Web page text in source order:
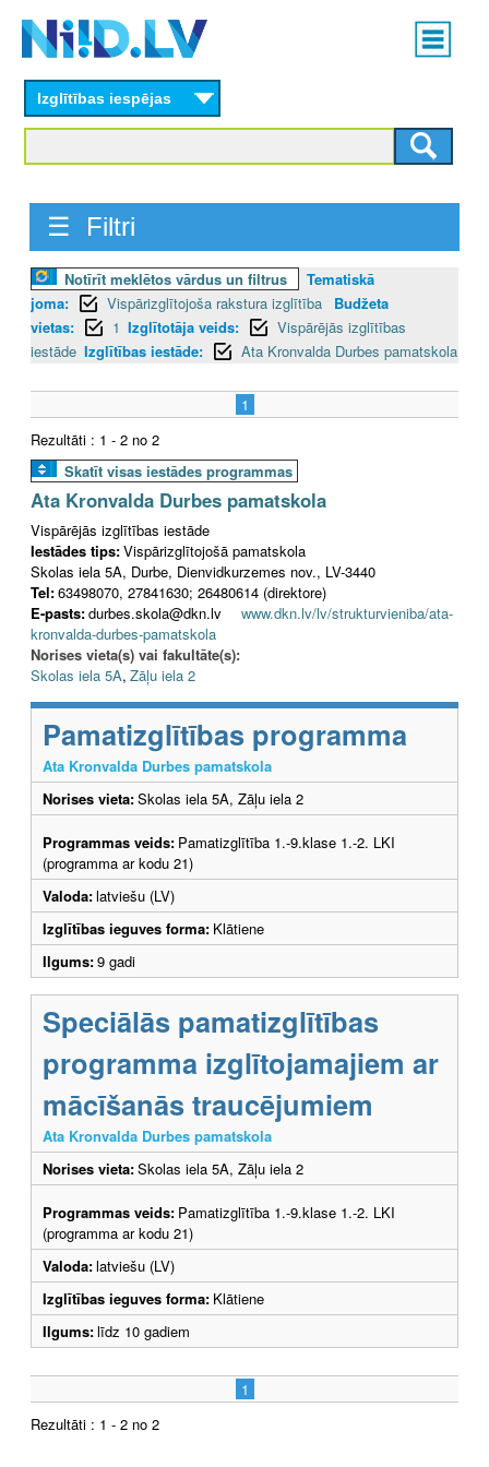
content
Main
menu
Izglītības iespējas
☰ Filtri
Notīrīt meklētos vārdus un filtrus
Tematiskā
joma:
Vispārizglītojoša rakstura izglītība
Budžeta
vietas:
1 Izglītotāja veids:
Vispārējās izglītības
iestāde Izglītības iestāde: Ata Kronvalda Durbes pamatskola
1
Rezultāti : 1 - 2 no 2
Skatīt visas iestādes programmas
Ata Kronvalda Durbes pamatskola
Vispārējās izglītības iestāde
Iestādes tips:Vispārizglītojošā pamatskola
Skolas iela 5A, Durbe, Dienvidkurzemes nov., LV-3440
Tel:63498070, 27841630; 26480614 (direktore)
E-pasts:durbes.skola@dkn.lv www.dkn.lv/lv/strukturvieniba/ata-
kronvalda-durbes-pamatskola
Norises vieta(s) vai fakultāte(s):
Skolas iela 5A, Zāļu iela 2
Pamatizglītības programma
Ata Kronvalda Durbes pamatskola
Norises vieta:Skolas iela 5A, Zāļu iela 2
Programmas veids: Pamatizglītība 1.-9.klase 1.-2. LKI
(programma ar kodu 21)
Valoda:latviešu (LV)
Izglītības ieguves forma: Klātiene
Ilgums:9 gadi
Speciālās pamatizglītības
programma izglītojamajiem ar
mācīšanās traucējumiem
Ata Kronvalda Durbes pamatskola
Norises vieta:Skolas iela 5A, Zāļu iela 2
Programmas veids: Pamatizglītība 1.-9.klase 1.-2. LKI
(programma ar kodu 21)
Valoda:latviešu (LV)
Izglītības ieguves forma: Klātiene
Ilgums:līdz 10 gadiem
1
Rezultāti : 1 - 2 no 2